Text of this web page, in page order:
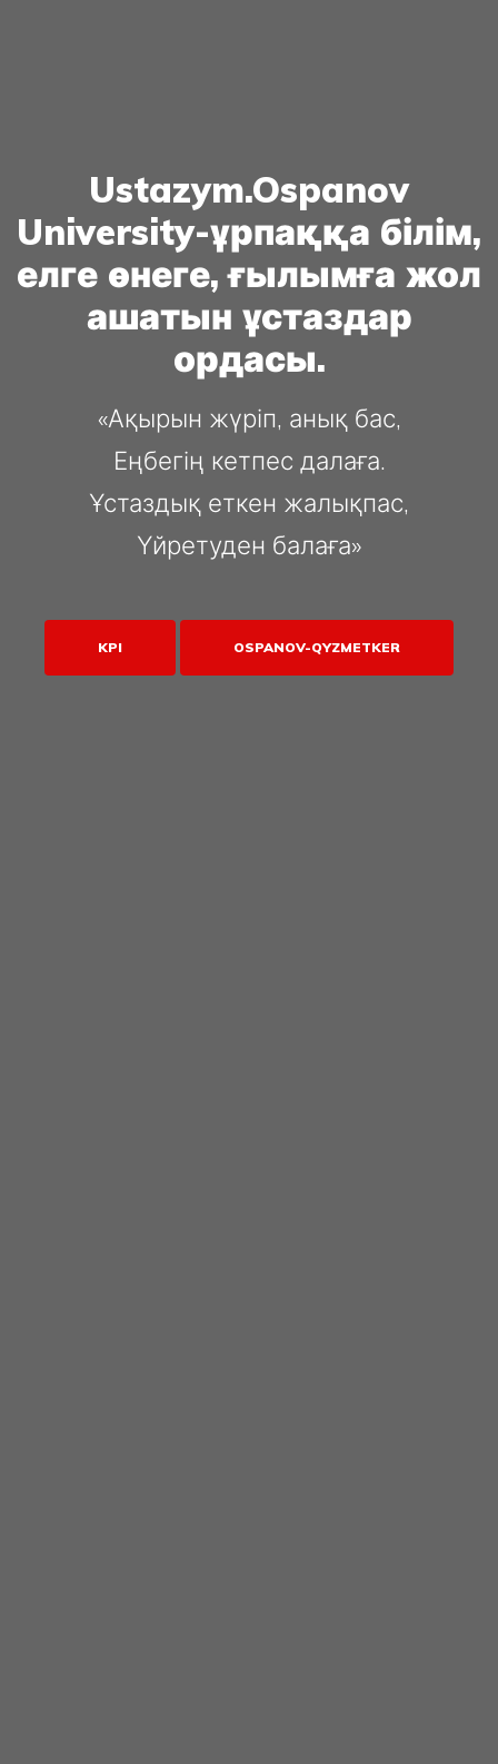
Ustazym.Ospanov
University-ұрпаққа білім,
елге өнеге, ғылымға жол
ашатын ұстаздар
ордасы.
«Ақырын жүріп, анық бас,
Еңбегің кетпес далаға.
Ұстаздық еткен жалықпас,
Үйретуден балаға»
KPI OSPANOV-QYZMETKER